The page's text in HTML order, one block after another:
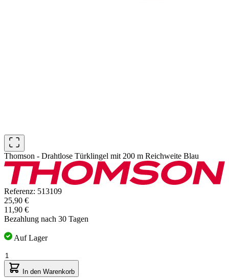
Thomson - Drahtlose Türklingel mit 200 m Reichweite Blau
Referenz: 513109
25,90 €
11,90 €
Bezahlung nach 30 Tagen
Auf Lager
Menge
In den Warenkorb